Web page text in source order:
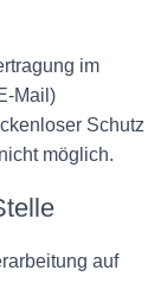
im
Mail)
Schutz
möglich.
auf